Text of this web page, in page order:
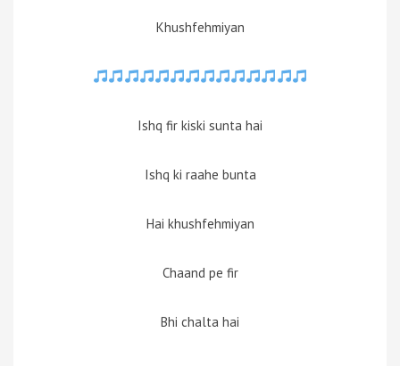
Khushfehmiyan
Ishq fir kiski sunta hai
Ishq ki raahe bunta
Hai khushfehmiyan
Chaand pe fir
Bhi chalta hai